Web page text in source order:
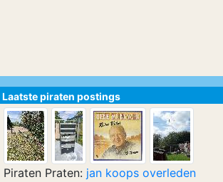
Laatste piraten postings
Piraten Praten: jan koops overleden